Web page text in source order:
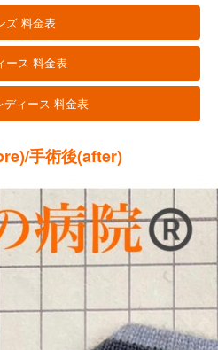
ズ 料金表
ース 料金表
ディース 料金表
手術後(after)